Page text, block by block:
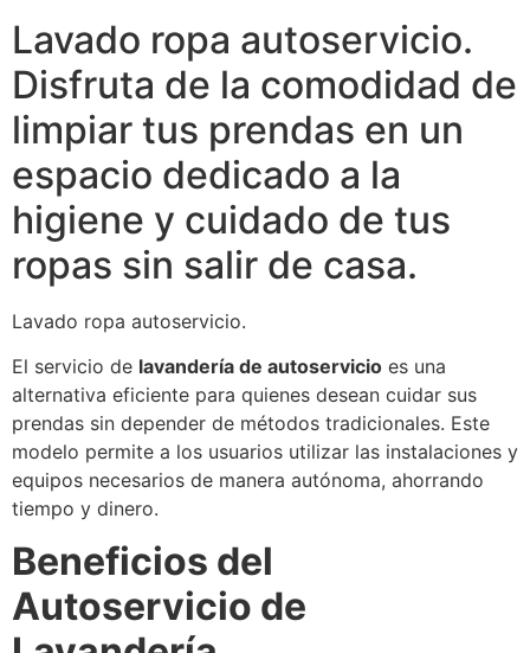
Lavado ropa autoservicio.
Disfruta de la comodidad de
limpiar tus prendas en un
espacio dedicado a la
higiene y cuidado de tus
ropas sin salir de casa.
Lavado ropa autoservicio.
El servicio de lavandería de autoservicio es una
alternativa eficiente para quienes desean cuidar sus
prendas sin depender de métodos tradicionales. Este
modelo permite a los usuarios utilizar las instalaciones y
equipos necesarios de manera autónoma, ahorrando
tiempo y dinero.
Beneficios del
Autoservicio de